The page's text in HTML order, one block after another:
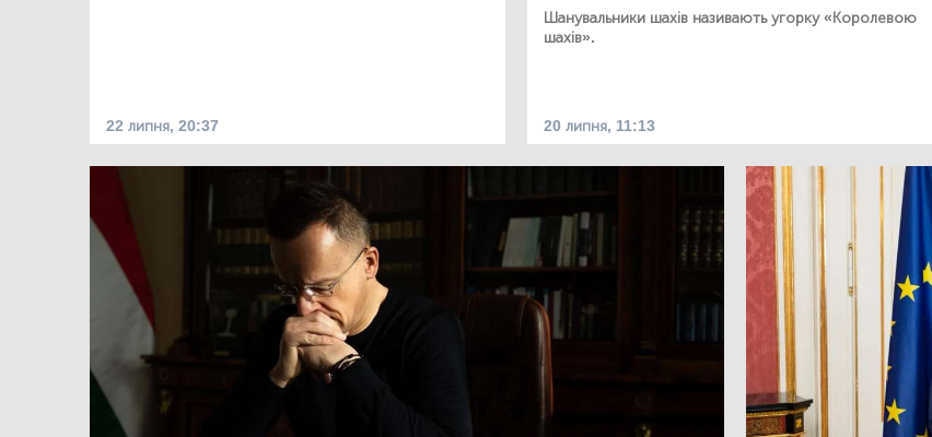
22 липня, 20:37
Шанувальники шахів називають угорку «Королевою
шахів».
20 липня, 11:13